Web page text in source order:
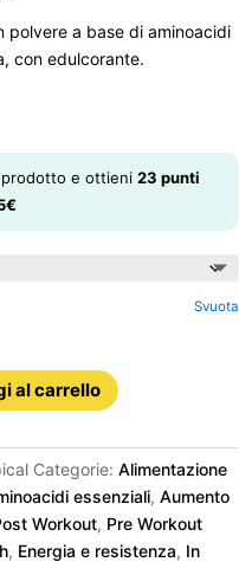
polvere a base di aminoacidi
con edulcorante.
prodotto e ottieni23 punti
€
Svuota
al carrello
Categorie:Alimentazione
essenziali,Aumento
Workout, Pre Workout
, Energia e resistenza, In